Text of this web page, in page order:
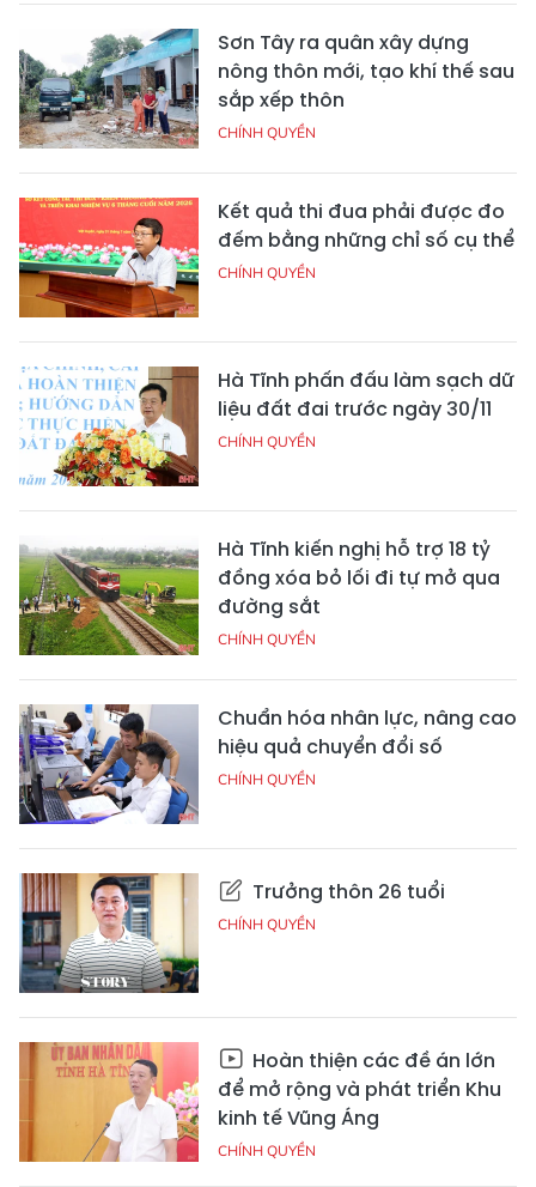
Sơn Tây ra quân xây dựng
nông thôn mới, tạo khí thế sau
sắp xếp thôn
CHÍNH QUYỀN
Kết quả thi đua phải được đo
đếm bằng những chỉ số cụ thể
CHÍNH QUYỀN
Hà Tĩnh phấn đấu làm sạch dữ
liệu đất đai trước ngày 30/11
CHÍNH QUYỀN
Hà Tĩnh kiến nghị hỗ trợ 18 tỷ
đồng xóa bỏ lối đi tự mở qua
đường sắt
CHÍNH QUYỀN
Chuẩn hóa nhân lực, nâng cao
hiệu quả chuyển đổi số
CHÍNH QUYỀN
Trưởng thôn 26 tuổi
CHÍNH QUYỀN
Hoàn thiện các đề án lớn
để mở rộng và phát triển Khu
kinh tế Vũng Áng
CHÍNH QUYỀN